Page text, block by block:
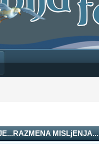
MISLjENJA...